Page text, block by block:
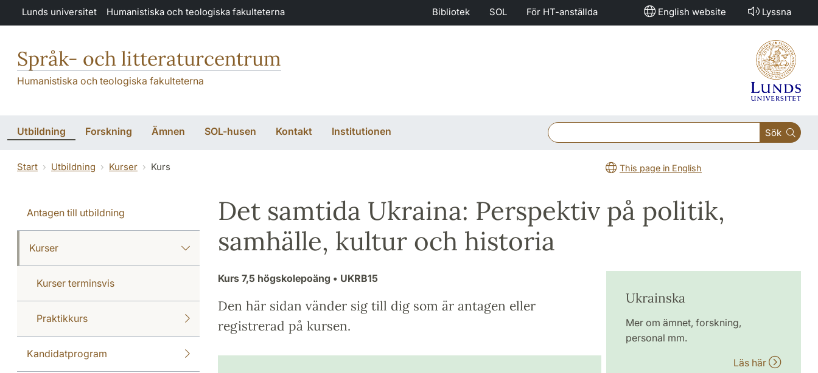
Hoppa till huvudinnehåll
Lunds universitet Humanistiska och teologiska fakulteterna Bibliotek SOL För HT-anställda English website Lyssna
Språk- och litteraturcentrum
Humanistiska och teologiska fakulteterna
Utbildning Forskning Ämnen SOL-husen Kontakt Institutionen Sök
Start Utbildning Kurser Kurs This page in English
Antagen till utbildning
Kurser
Kurser terminsvis
Praktikkurs
Kandidatprogram
Det samtida Ukraina: Perspektiv på politik,
samhälle, kultur och historia
Kurs 7,5 högskolepoäng • UKRB15
Den här sidan vänder sig till dig som är antagen eller
registrerad på kursen.
Ukrainska
Mer om ämnet, forskning,
personal mm.
Läs här